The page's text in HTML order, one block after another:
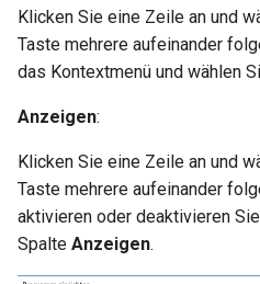
Klicken Sie eine Zeile an und
Taste mehrere aufeinander
das Kontextmenü und wählen
Anzeigen:
Klicken Sie eine Zeile an und
Taste mehrere aufeinander
aktivieren oder deaktivieren
Spalte Anzeigen.